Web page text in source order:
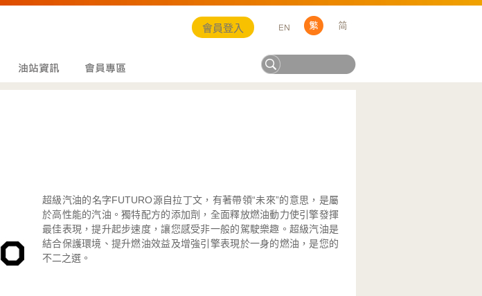
會員登入
超級汽油的名字FUTURO源自拉丁文，有著帶領“未來”的意思，是屬
於高性能的汽油。獨特配方的添加劑，全面釋放燃油動力使引擎發揮
最佳表現，提升起步速度，讓您感受非一般的駕駛樂趣。超級汽油是
結合保護環境、提升燃油效益及增強引擎表現於一身的燃油，是您的
不二之選。